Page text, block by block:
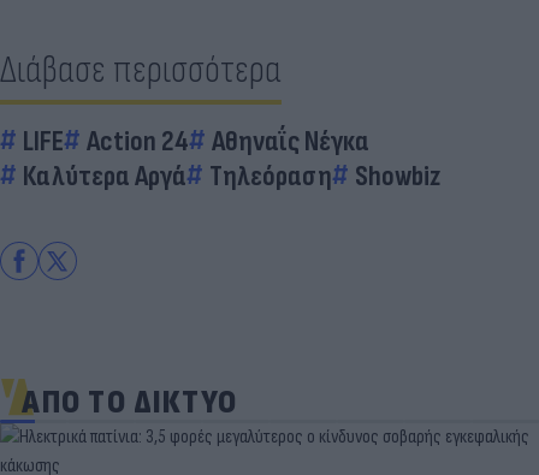
Διάβασε περισσότερα
LIFE Action 24
Αθηναΐς Νέγκα
Καλύτερα Αργά
Τηλεόραση Showbiz
ΑΠΟ ΤΟ ΔΙΚΤΥΟ